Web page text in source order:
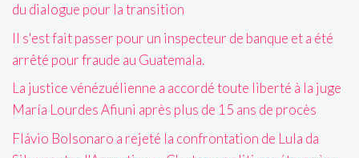
du dialogue pour la transition
Il s'est fait passer pour un inspecteur de banque et a été
arrêté pour fraude au Guatemala.
La justice vénézuélienne a accordé toute liberté à la juge
María Lourdes Afiuni après plus de 15 ans de procès
Flávio Bolsonaro a rejeté la confrontation de Lula da